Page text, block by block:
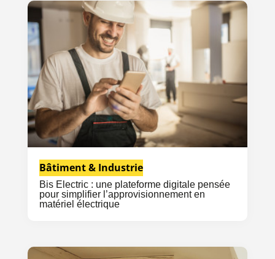
Bis Electric : une plateforme digitale pensée
pour simplifier l’approvisionnement en
matériel électrique
Bâtiment & Industrie